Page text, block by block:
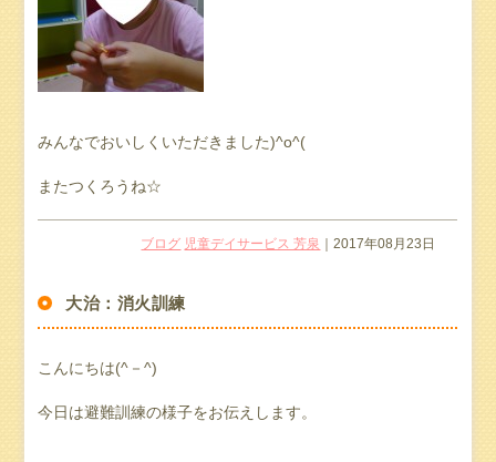
みんなでおいしくいただきました)^o^(
またつくろうね☆
ブログ 児童デイサービス 芳泉 ｜2017年08月23日
大治：消火訓練
こんにちは(^－^)
今日は避難訓練の様子をお伝えします。